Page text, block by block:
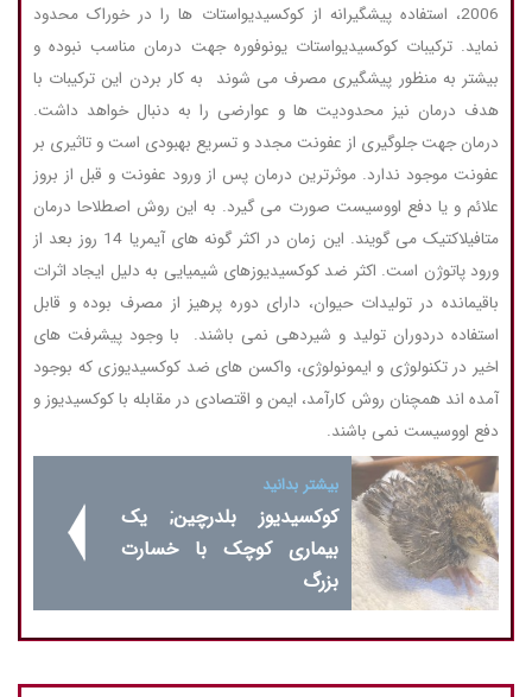
2006، استفاده پیشگیرانه از کوکسیدیواستات ها را در خوراک محدود
نماید. ترکیبات کوکسیدیواستات یونوفوره جهت درمان مناسب نبوده و
بیشتر به منظور پیشگیری مصرف می شوند به کار بردن این ترکیبات با
هدف درمان نیز محدودیت ها و عوارضی را به دنبال خواهد داشت.
درمان جهت جلوگیری از عفونت مجدد و تسریع بهبودی است و تاثیری بر
عفونت موجود ندارد. موثرترین درمان پس از ورود عفونت و قبل از بروز
علائم و یا دفع اووسیست صورت می گیرد. به این روش اصطلاحا درمان
متافیلاکتیک می گویند. این زمان در اکثر گونه های آیمریا 14 روز بعد از
ورود پاتوژن است. اکثر ضد کوکسیدیوزهای شیمیایی به دلیل ایجاد اثرات
باقیمانده در تولیدات حیوان، دارای دوره پرهیز از مصرف بوده و قابل
استفاده دردوران تولید و شیردهی نمی باشند. با وجود پیشرفت های
اخیر در تکنولوژی و ایمونولوژی، واکسن های ضد کوکسیدیوزی که بوجود
آمده اند همچنان روش کارآمد، ایمن و اقتصادی در مقابله با کوکسیدیوز و
دفع اووسیست نمی باشند.
بیشتر بدانید
کوکسیدیوز بلدرچین; یک
بیماری کوچک با خسارت
بزرگ